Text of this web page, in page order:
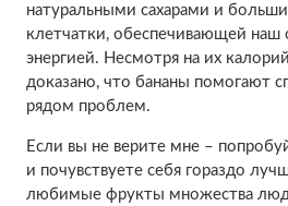
натуральными сахарами и
клетчатки, обеспечивающей наш
энергией. Несмотря на их
доказано, что бананы помогают
рядом проблем.
Если вы не верите мне –
и почувствуете себя гораздо
любимые фрукты множества